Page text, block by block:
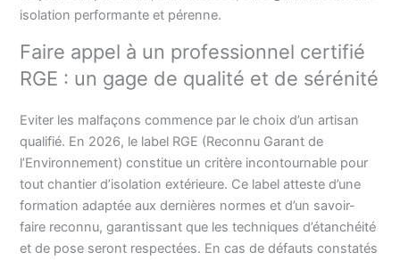
isolation performante et pérenne.
Faire appel à un professionnel certifié
RGE : un gage de qualité et de sérénité
Eviter les malfaçons commence par le choix d’un artisan
qualifié. En 2026, le label RGE (Reconnu Garant de
l’Environnement) constitue un critère incontournable pour
tout chantier d’isolation extérieure. Ce label atteste d’une
formation adaptée aux dernières normes et d’un savoir-
faire reconnu, garantissant que les techniques d’étanchéité
et de pose seront respectées. En cas de défauts constatés